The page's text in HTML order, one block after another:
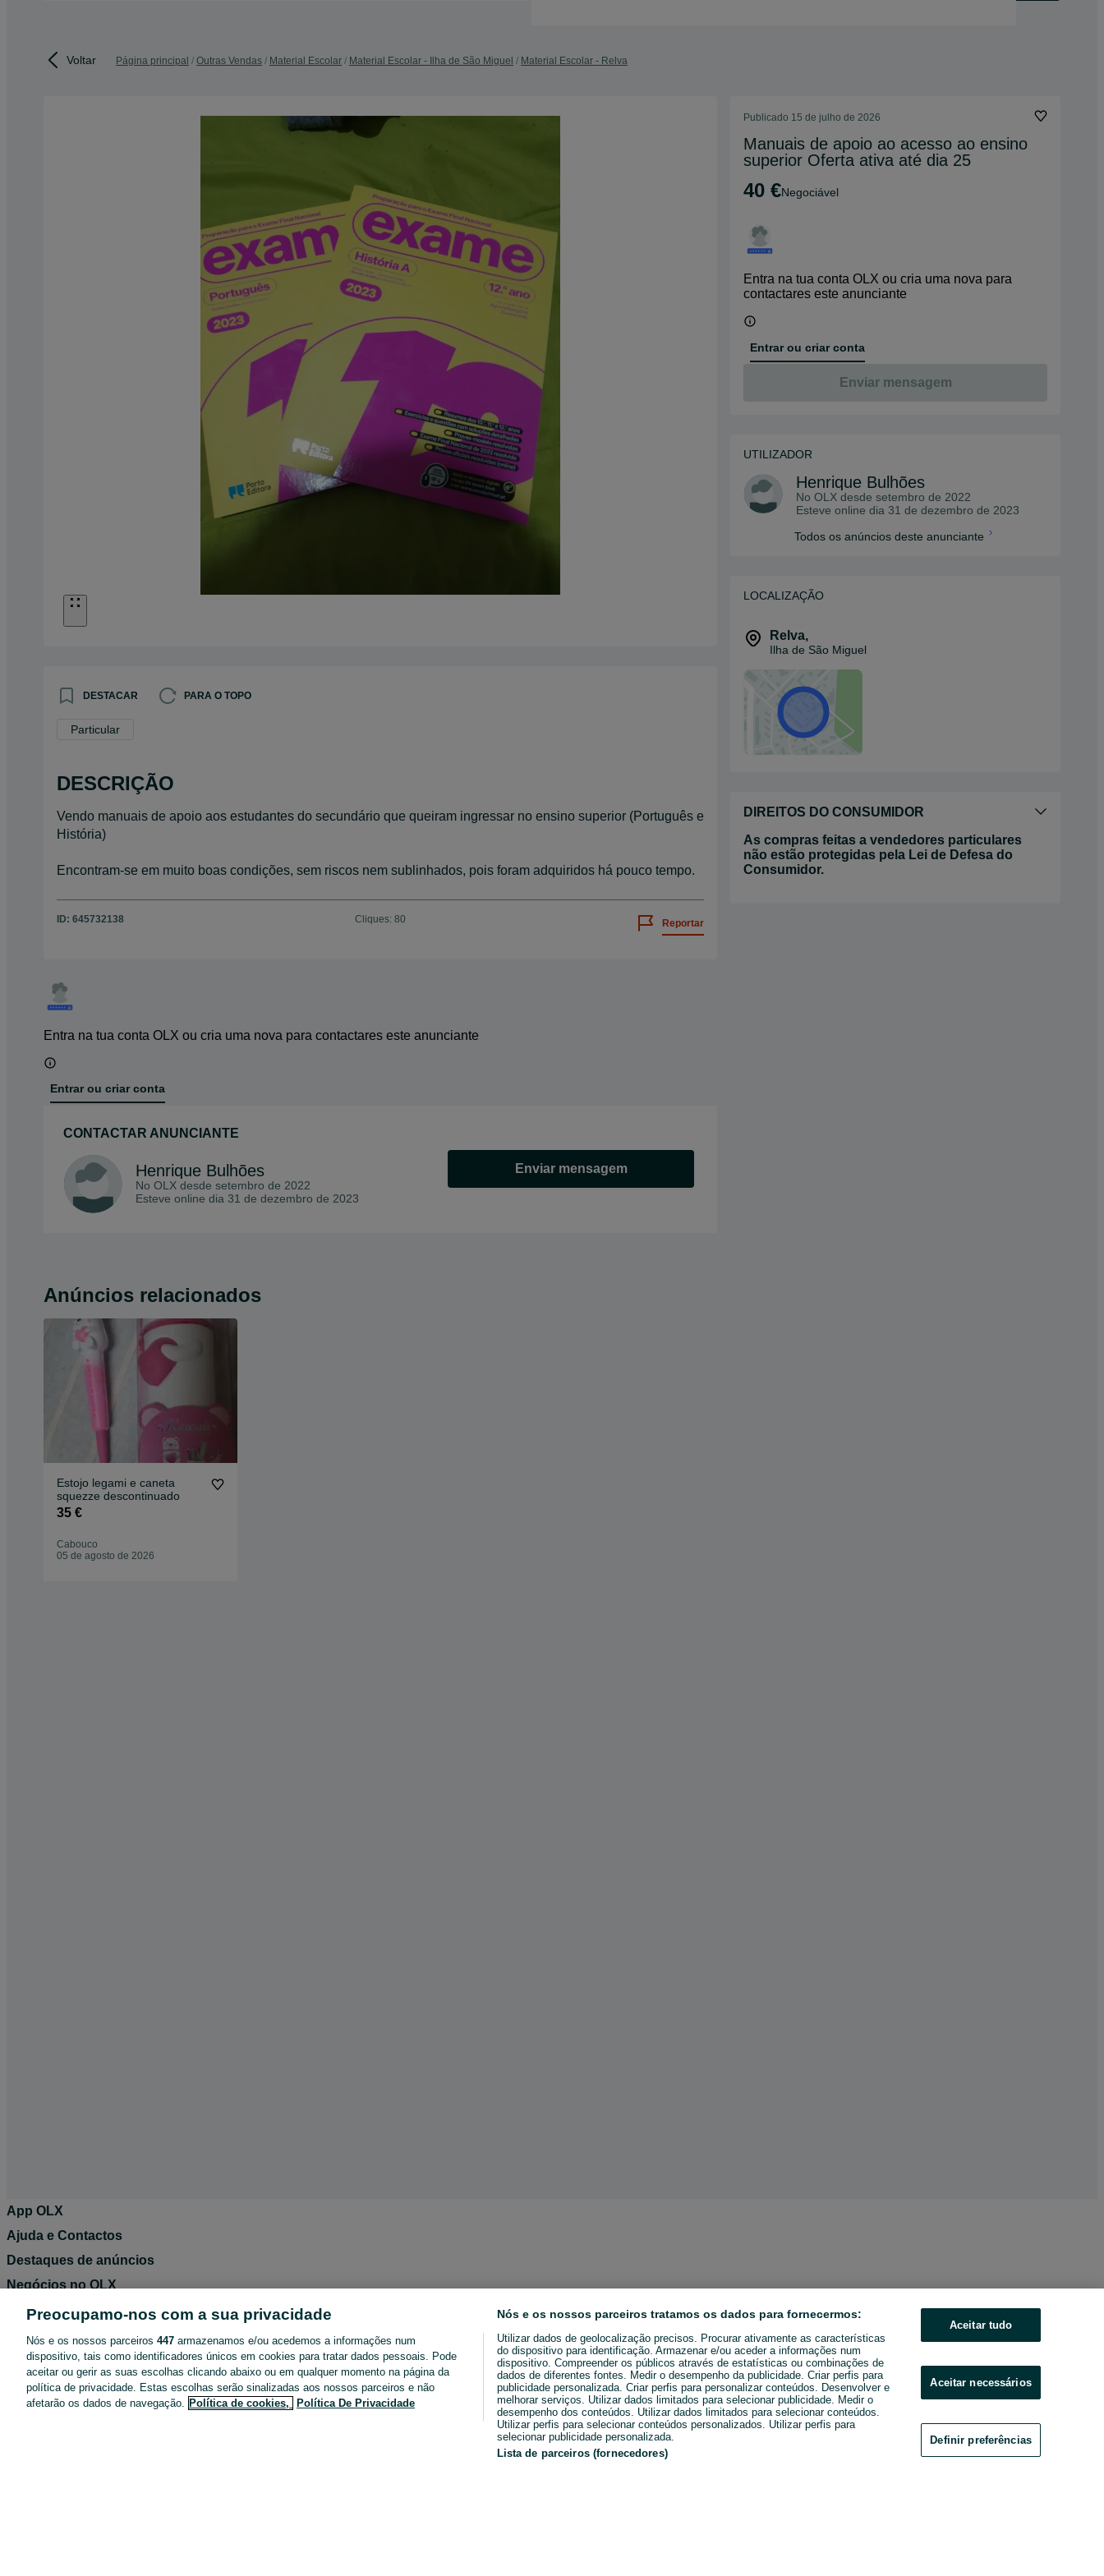
Voltar Página principal Outras Vendas Material Escolar Material Escolar - Ilha de São Miguel Material Escolar - Relva
DESTACAR PARA O TOPO
Particular
DESCRIÇÃO
Vendo manuais de apoio aos estudantes do secundário que queiram ingressar no ensino superior (Português e
História)
Encontram-se em muito boas condições, sem riscos nem sublinhados, pois foram adquiridos há pouco tempo.
ID: 645732138 Cliques: 80 Reportar
Entra na tua conta OLX ou cria uma nova para contactares este anunciante
Entrar ou criar conta
CONTACTAR ANUNCIANTE
Henrique Bulhões
No OLX desde setembro de 2022
Esteve online dia 31 de dezembro de 2023
Enviar mensagem
Publicado 15 de julho de 2026
Manuais de apoio ao acesso ao ensino
superior Oferta ativa até dia 25
40 € Negociável
Entra na tua conta OLX ou cria uma nova para
contactares este anunciante
Entrar ou criar conta
Enviar mensagem
UTILIZADOR
Henrique Bulhões
No OLX desde setembro de 2022
Esteve online dia 31 de dezembro de 2023
Todos os anúncios deste anunciante
LOCALIZAÇÃO
Relva,
Ilha de São Miguel
DIREITOS DO CONSUMIDOR
As compras feitas a vendedores particulares
não estão protegidas pela Lei de Defesa do
Consumidor.
Anúncios relacionados
Estojo legami e caneta
squezze descontinuado
35 €
Cabouco
05 de agosto de 2026
App OLX
Ajuda e Contactos
Destaques de anúncios
Negócios no OLX
Blog OLX
Termos de Utilização
Política de Privacidade
Pacotes de anúncios
Entregas OLX
Preocupamo-nos com a sua privacidade
Nós e os nossos parceiros 447 armazenamos e/ou acedemos a informações num
dispositivo, tais como identificadores únicos em cookies para tratar dados pessoais. Pode
aceitar ou gerir as suas escolhas clicando abaixo ou em qualquer momento na página da
política de privacidade. Estas escolhas serão sinalizadas aos nossos parceiros e não
afetarão os dados de navegação. Política de cookies, Política De Privacidade
Nós e os nossos parceiros tratamos os dados para fornecermos:
Utilizar dados de geolocalização precisos. Procurar ativamente as características
do dispositivo para identificação. Armazenar e/ou aceder a informações num
dispositivo. Compreender os públicos através de estatísticas ou combinações de
dados de diferentes fontes. Medir o desempenho da publicidade. Criar perfis para
publicidade personalizada. Criar perfis para personalizar conteúdos. Desenvolver e
melhorar serviços. Utilizar dados limitados para selecionar publicidade. Medir o
desempenho dos conteúdos. Utilizar dados limitados para selecionar conteúdos.
Utilizar perfis para selecionar conteúdos personalizados. Utilizar perfis para
selecionar publicidade personalizada.
Lista de parceiros (fornecedores)
Aceitar tudo
Aceitar necessários
Definir preferências